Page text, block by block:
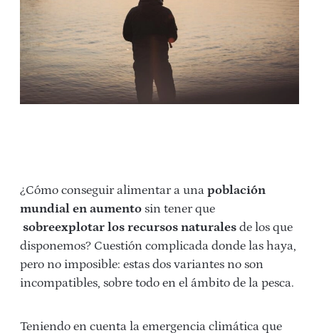
¿Cómo conseguir alimentar a una población
mundial en aumento sin tener que
sobreexplotar los recursos naturales de los que
disponemos? Cuestión complicada donde las haya,
pero no imposible: estas dos variantes no son
incompatibles, sobre todo en el ámbito de la pesca.
Teniendo en cuenta la emergencia climática que